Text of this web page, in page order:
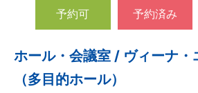
予約可 予約済み
ホール・会議室 / ヴィーナ・
（多目的ホール）